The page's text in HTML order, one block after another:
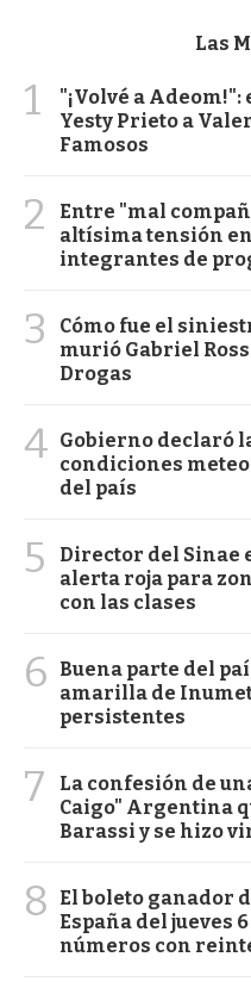
Las
1
"¡Volvé a
Yesty Prieto a
Famosos
2
Entre "mal
altísima tensión
integrantes de
3
Cómo fue el
murió Gabriel
Drogas
4 Gobierno declaró
condiciones
del país
5
Director del Sinae
alerta roja para
con las clases
6
Buena parte del
amarilla de
persistentes
7
La confesión de
Caigo" Argentina
Barassi y se hizo
8
El boleto ganador
España del jueves
números con